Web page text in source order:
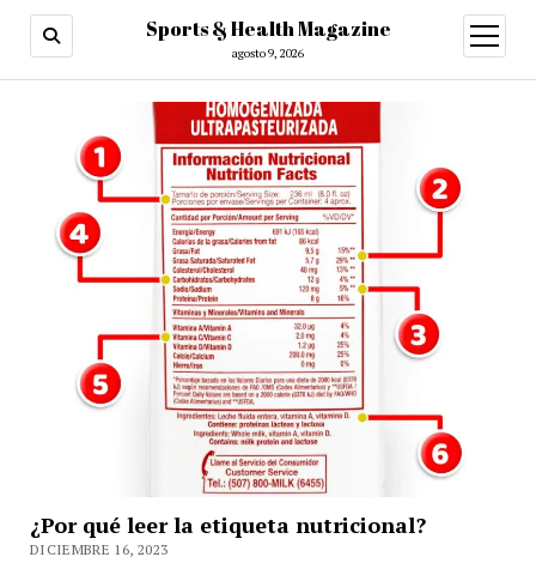
Sports & Health Magazine
agosto 9, 2026
abrir
menú
¿Por qué leer la etiqueta nutricional?
DICIEMBRE 16, 2023